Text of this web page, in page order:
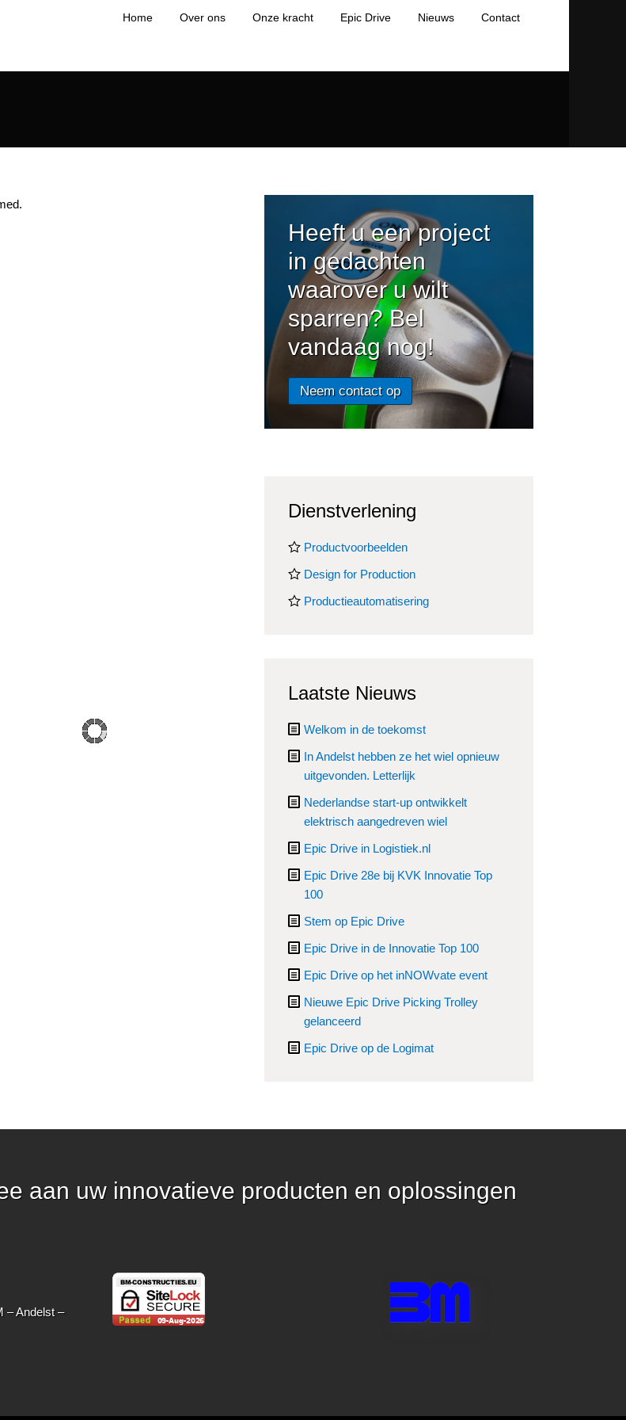
Home Over ons Onze kracht Epic Drive Nieuws Contact
Heeft u een project
in gedachten
waarover u wilt
sparren? Bel
vandaag nog!
Neem contact op
Dienstverlening
Productvoorbeelden
Design for Production
Productieautomatisering
Laatste Nieuws
Welkom in de toekomst
In Andelst hebben ze het wiel opnieuw
uitgevonden. Letterlijk
Nederlandse start-up ontwikkelt
elektrisch aangedreven wiel
Epic Drive in Logistiek.nl
Epic Drive 28e bij KVK Innovatie Top
100
Stem op Epic Drive
Epic Drive in de Innovatie Top 100
Epic Drive op het inNOWvate event
Nieuwe Epic Drive Picking Trolley
gelanceerd
Epic Drive op de Logimat
aan uw innovatieve producten en oplossingen
– Andelst –